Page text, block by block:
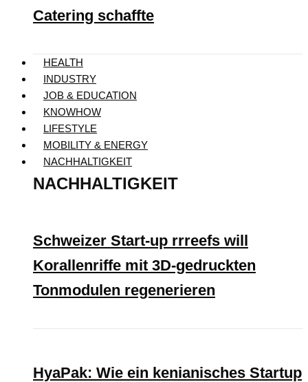
Catering schaffte
HEALTH
INDUSTRY
JOB & EDUCATION
KNOWHOW
LIFESTYLE
MOBILITY & ENERGY
NACHHALTIGKEIT
NACHHALTIGKEIT
Schweizer Start-up rrreefs will
Korallenriffe mit 3D-gedruckten
Tonmodulen regenerieren
HyaPak: Wie ein kenianisches Startup